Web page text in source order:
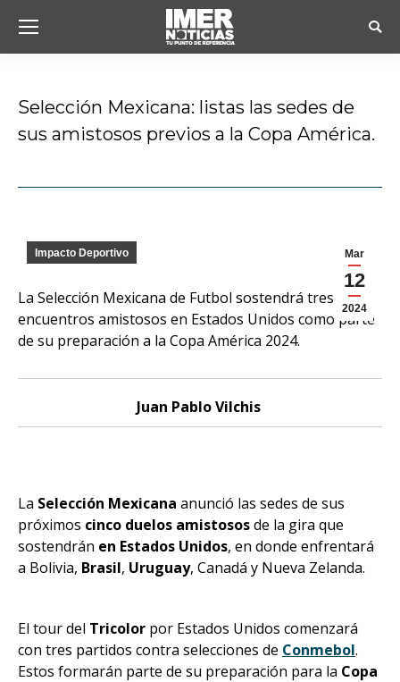
Selección Mexicana: listas las sedes de
sus amistosos previos a la Copa América.
Mar
12
2024
Impacto Deportivo
La Selección Mexicana de Futbol sostendrá tres
encuentros amistosos en Estados Unidos como parte
de su preparación a la Copa América 2024.
Juan Pablo Vilchis
La Selección Mexicana anunció las sedes de sus
próximos cinco duelos amistososde la gira que
sostendrán en Estados Unidos, en donde enfrentará
a Bolivia, Brasil, Uruguay, Canadá y Nueva Zelanda.
El tour del Tricolor por Estados Unidos comenzará
con tres partidos contra selecciones de Conmebol.
Estos formarán parte de su preparación para la Copa